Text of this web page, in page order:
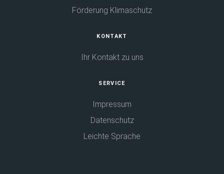
Förderung Klimaschutz
KONTAKT
Ihr Kontakt zu uns
SERVICE
Impressum
Datenschutz
Leichte Sprache